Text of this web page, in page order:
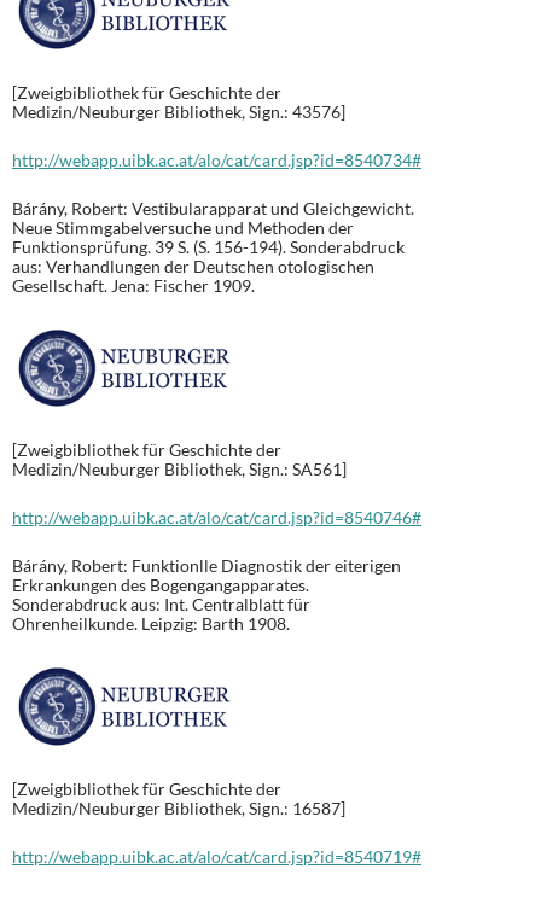
[Zweigbibliothek für Geschichte der
Medizin/Neuburger Bibliothek, Sign.: 43576]
http://webapp.uibk.ac.at/alo/cat/card.jsp?id=8540734#
Bárány, Robert: Vestibularapparat und Gleichgewicht.
Neue Stimmgabelversuche und Methoden der
Funktionsprüfung. 39 S. (S. 156-194). Sonderabdruck
aus: Verhandlungen der Deutschen otologischen
Gesellschaft. Jena: Fischer 1909.
[Zweigbibliothek für Geschichte der
Medizin/Neuburger Bibliothek, Sign.: SA561]
http://webapp.uibk.ac.at/alo/cat/card.jsp?id=8540746#
Bárány, Robert: Funktionlle Diagnostik der eiterigen
Erkrankungen des Bogengangapparates.
Sonderabdruck aus: Int. Centralblatt für
Ohrenheilkunde. Leipzig: Barth 1908.
[Zweigbibliothek für Geschichte der
Medizin/Neuburger Bibliothek, Sign.: 16587]
http://webapp.uibk.ac.at/alo/cat/card.jsp?id=8540719#